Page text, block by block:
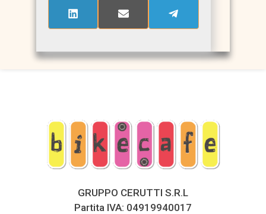
FACEBOOK
(TWITTER)
PINTEREST
SHARE
SHARE
SHARE
GRUPPO CERUTTI S.R.L
Partita IVA: 04919940017